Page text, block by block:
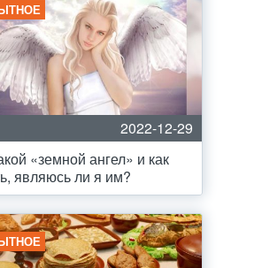
2022-12-29
«земной ангел» и как
являюсь ли я им?